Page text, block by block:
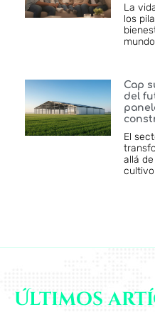
La
los
Cap
del
El
allá
Últimos